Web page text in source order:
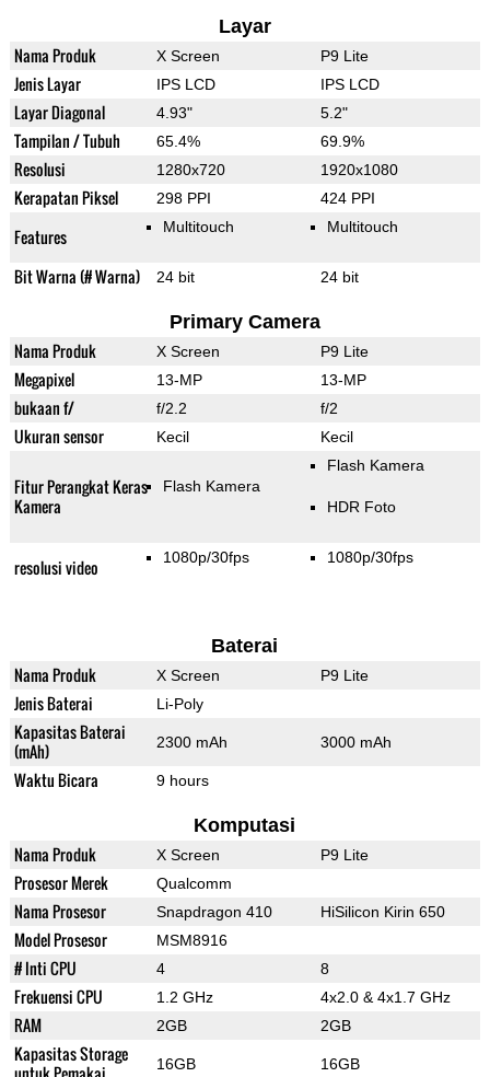
Layar
Nama Produk X Screen P9 Lite
Jenis Layar IPS LCD IPS LCD
Layar Diagonal 4.93" 5.2"
Tampilan / Tubuh 65.4% 69.9%
Resolusi 1280x720 1920x1080
Kerapatan Piksel 298 PPI 424 PPI
Features Multitouch Multitouch
Bit Warna (# Warna) 24 bit 24 bit
Primary Camera
Nama Produk X Screen P9 Lite
Megapixel 13-MP 13-MP
bukaan f/ f/2.2 f/2
Ukuran sensor Kecil Kecil
Fitur Perangkat Keras
Kamera
Flash Kamera
Flash Kamera
HDR Foto
resolusi video 1080p/30fps 1080p/30fps
Baterai
Nama Produk X Screen P9 Lite
Jenis Baterai Li-Poly
Kapasitas Baterai
(mAh)
2300 mAh 3000 mAh
Waktu Bicara 9 hours
Komputasi
Nama Produk X Screen P9 Lite
Prosesor Merek Qualcomm
Nama Prosesor Snapdragon 410 HiSilicon Kirin 650
Model Prosesor MSM8916
# Inti CPU 4 8
Frekuensi CPU 1.2 GHz 4x2.0 & 4x1.7 GHz
RAM 2GB 2GB
Kapasitas Storage
16GB 16GB